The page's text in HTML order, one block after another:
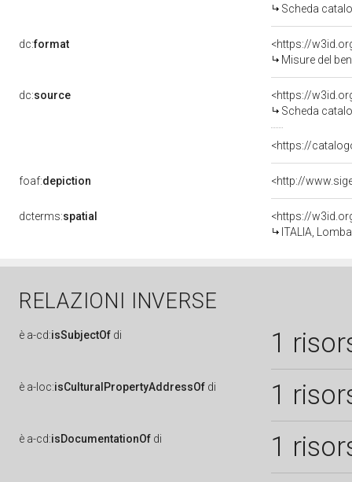
Scheda
dc:format
<https://
Misure del
dc:source
<https://
Scheda
<https://
foaf:depiction
dcterms:spatial
<https://
ITALIA,
RELAZIONI INVERSE
è a-cd:isSubjectOf di 1
è a-loc:isCulturalPropertyAddressOf di 1
è a-cd:isDocumentationOf di 1